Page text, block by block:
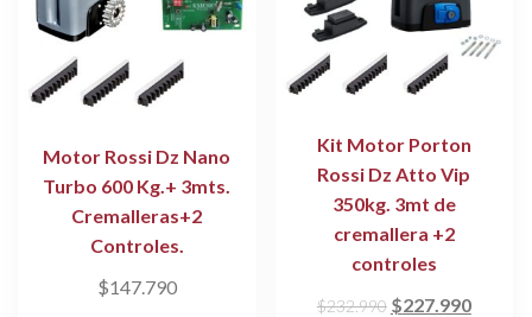
Motor Rossi Dz Nano
Turbo 600 Kg.+ 3mts.
Cremalleras+2
Controles.
$147.790
Kit Motor Porton
Rossi Dz Atto Vip
350kg. 3mt de
cremallera +2
controles
$232.990 El
$227.990El